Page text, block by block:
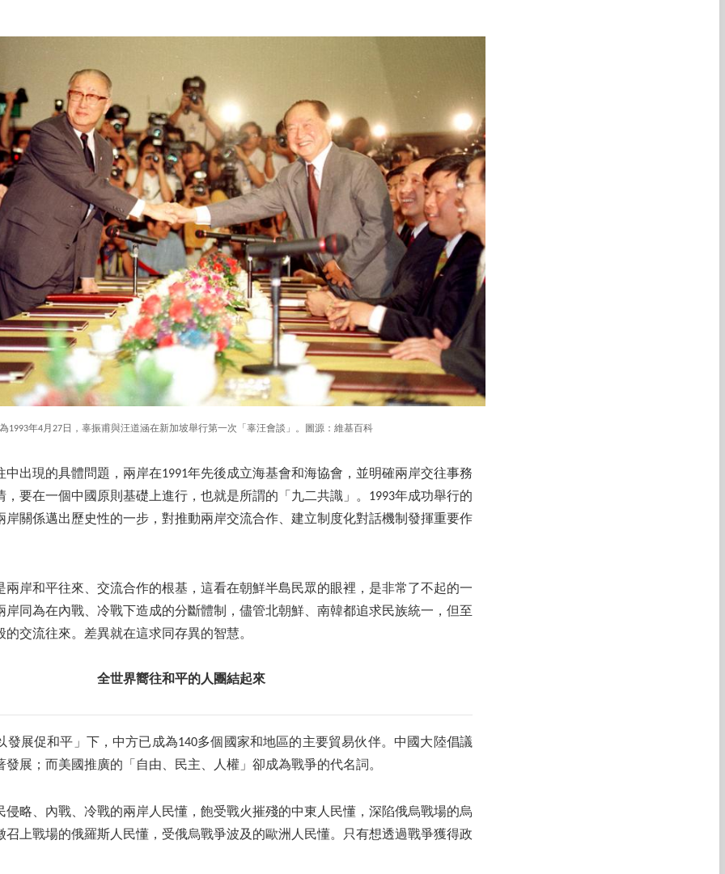
1993年4月27日，辜振甫與汪道涵在新加坡舉行第一次「辜汪會談」。圖源：維基百科
中出現的具體問題，兩岸在1991年先後成立海基會和海協會，並明確兩岸交往事務
，要在一個中國原則基礎上進行，也就是所謂的「九二共識」。1993年成功舉行的
岸關係邁出歷史性的一步，對推動兩岸交流合作、建立制度化對話機制發揮重要作
兩岸和平往來、交流合作的根基，這看在朝鮮半島民眾的眼裡，是非常了不起的一
岸同為在內戰、冷戰下造成的分斷體制，儘管北朝鮮、南韓都追求民族統一，但至
交流往來。差異就在這求同存異的智慧。
全世界嚮往和平的人團結起來
發展促和平」下，中方已成為140多個國家和地區的主要貿易伙伴。中國大陸倡議
發展；而美國推廣的「自由、民主、人權」卻成為戰爭的代名詞。
侵略、內戰、冷戰的兩岸人民懂，飽受戰火摧殘的中東人民懂，深陷俄烏戰場的烏
召上戰場的俄羅斯人民懂，受俄烏戰爭波及的歐洲人民懂。只有想透過戰爭獲得政